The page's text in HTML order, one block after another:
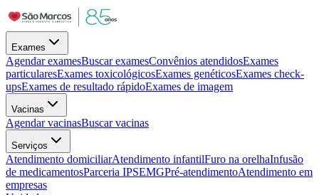
Exames
Agendar examesBuscar examesConvênios atendidosExames
particularesExames toxicológicosExames genéticosExames check-
upsExames de resultado rápidoExames de imagem
Vacinas
Agendar vacinasBuscar vacinas
Serviços
Atendimento domiciliarAtendimento infantilFuro na orelhaInfusão
de medicamentosParceria IPSEMGPré-atendimentoAtendimento em
empresas